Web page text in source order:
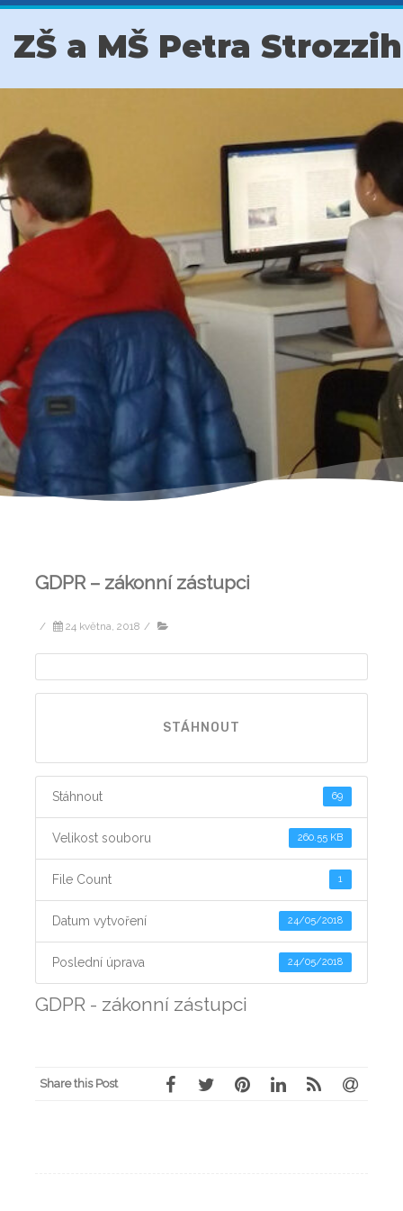
ZŠ a MŠ Petra
GDPR – zákonní zástupci
/ 24 května, 2018 /
STÁHNOUT
Stáhnout 69
Velikost souboru 260.55 KB
File Count 1
Datum vytvoření 24/05/2018
Poslední úprava 24/05/2018
GDPR - zákonní zástupci
Share this Post